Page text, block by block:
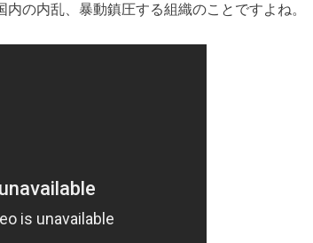
の内乱、暴動鎮圧する組織のことですよね。